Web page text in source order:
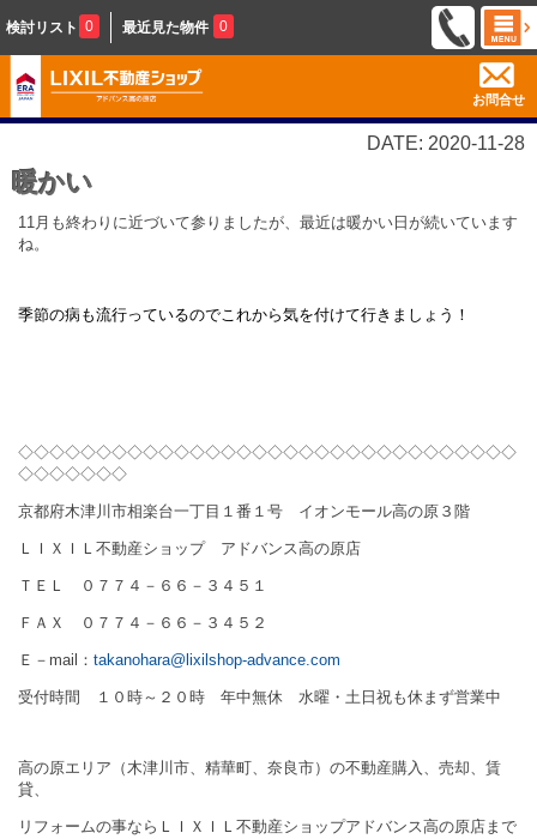
検討リスト 0 最近見た物件 0
お問合せ
DATE: 2020-11-28
暖かい
11月も終わりに近づいて参りましたが、最近は暖かい日が続いています
ね。
季節の病も流行っているのでこれから気を付けて行きましょう！
◇◇◇◇◇◇◇◇◇◇◇◇◇◇◇◇◇◇◇◇◇◇◇◇◇◇◇◇◇◇◇◇
◇◇◇◇◇◇◇
京都府木津川市相楽台一丁目１番１号 イオンモール高の原３階
ＬＩＸＩＬ不動産ショップ アドバンス高の原店
ＴＥＬ ０７７４－６６－３４５１
ＦＡＸ ０７７４－６６－３４５２
Ｅ－ mail ： takanohara@lixilshop-advance.com
受付時間 １０時～２０時 年中無休 水曜・土日祝も休まず営業中
高の原エリア（木津川市、精華町、奈良市）の不動産購入、売却、賃
貸、
リフォームの事ならＬＩＸＩＬ不動産ショップアドバンス高の原店まで